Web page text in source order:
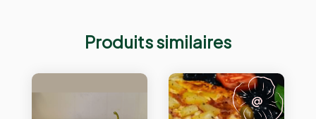
Produits similaires